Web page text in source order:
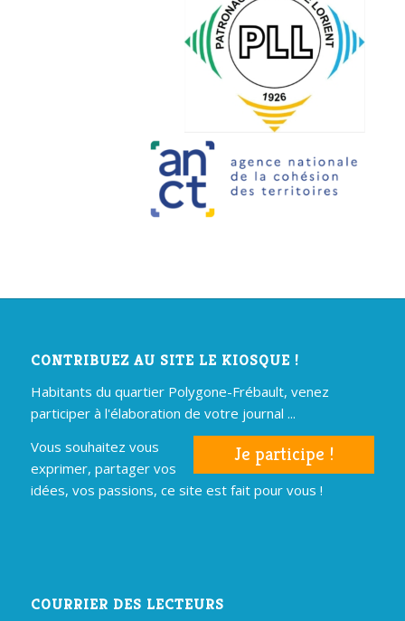
CONTRIBUEZ AU SITE LE KIOSQUE !
Habitants du quartier Polygone-Frébault, venez
participer à l'élaboration de votre journal ...
Je participe !
Vous souhaitez vous
exprimer, partager vos
idées, vos passions, ce site est fait pour vous !
COURRIER DES LECTEURS